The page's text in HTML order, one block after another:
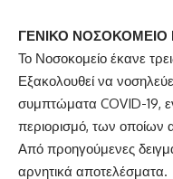
ΓΕΝΙΚΟ
Το Νοσοκομείο έκανε
Εξακολουθεί να
συμπτώματα COVID-19,
περιορισμό, των οποίων
Από προηγούμενες
αρνητικά αποτελέσματα.